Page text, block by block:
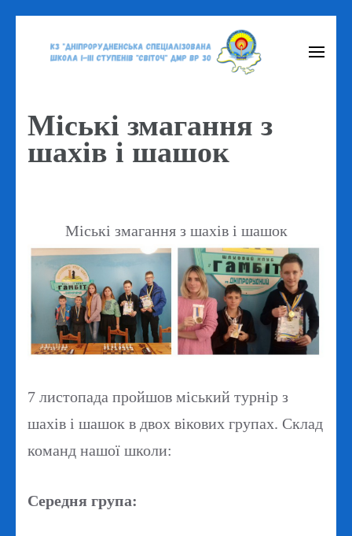
Enter)
Міські змагання з
шахів і шашок
Міські змагання з шахів і шашок
7 листопада пройшов міський турнір з
шахів і шашок в двох вікових групах. Склад
команд нашої школи:
Середня група: